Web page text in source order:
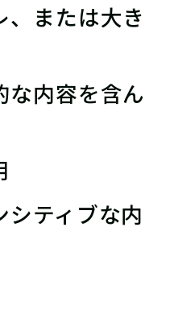
または大き
な内容を含ん
ティブな内